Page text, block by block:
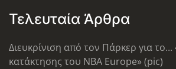
Τελευταία Άρθρα
Διευκρίνιση από τον Πάρκερ για το...
κατάκτησης του ΝΒΑ Europe» (pic)